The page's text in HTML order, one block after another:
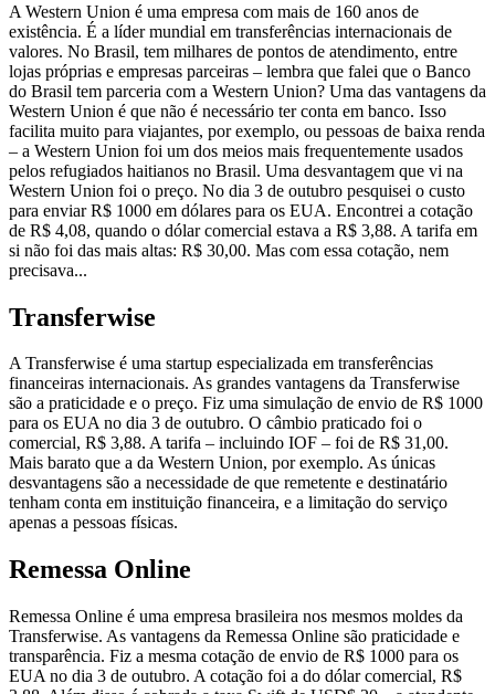
A Western Union é uma empresa com mais de 160 anos de
existência. É a líder mundial em transferências internacionais de
valores. No Brasil, tem milhares de pontos de atendimento, entre
lojas próprias e empresas parceiras – lembra que falei que o Banco
do Brasil tem parceria com a Western Union? Uma das vantagens da
Western Union é que não é necessário ter conta em banco. Isso
facilita muito para viajantes, por exemplo, ou pessoas de baixa renda
– a Western Union foi um dos meios mais frequentemente usados
pelos refugiados haitianos no Brasil. Uma desvantagem que vi na
Western Union foi o preço. No dia 3 de outubro pesquisei o custo
para enviar R$ 1000 em dólares para os EUA. Encontrei a cotação
de R$ 4,08, quando o dólar comercial estava a R$ 3,88. A tarifa em
si não foi das mais altas: R$ 30,00. Mas com essa cotação, nem
precisava...
Transferwise
A Transferwise é uma startup especializada em transferências
financeiras internacionais. As grandes vantagens da Transferwise
são a praticidade e o preço. Fiz uma simulação de envio de R$ 1000
para os EUA no dia 3 de outubro. O câmbio praticado foi o
comercial, R$ 3,88. A tarifa – incluindo IOF – foi de R$ 31,00.
Mais barato que a da Western Union, por exemplo. As únicas
desvantagens são a necessidade de que remetente e destinatário
tenham conta em instituição financeira, e a limitação do serviço
apenas a pessoas físicas.
Remessa Online
Remessa Online é uma empresa brasileira nos mesmos moldes da
Transferwise. As vantagens da Remessa Online são praticidade e
transparência. Fiz a mesma cotação de envio de R$ 1000 para os
EUA no dia 3 de outubro. A cotação foi a do dólar comercial, R$